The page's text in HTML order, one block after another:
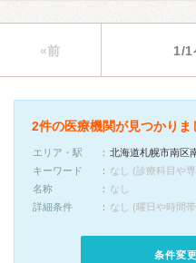
«前 1/1
2件の医療機関が見つかりま
エリア・駅
北海道札幌市南区
キーワード
なし (診療科目や
名称
なし
詳細条件
なし (曜日や時間
条件変